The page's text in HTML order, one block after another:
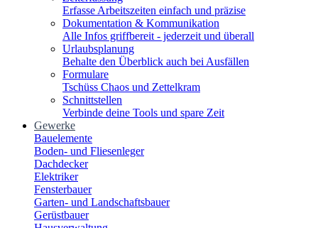
Erfasse Arbeitszeiten einfach und präzise
Dokumentation & Kommunikation
Alle Infos griffbereit - jederzeit und überall
Urlaubsplanung
Behalte den Überblick auch bei Ausfällen
Formulare
Tschüss Chaos und Zettelkram
Schnittstellen
Verbinde deine Tools und spare Zeit
Gewerke
Bauelemente
Boden- und Fliesenleger
Dachdecker
Elektriker
Fensterbauer
Garten- und Landschaftsbauer
Gerüstbauer